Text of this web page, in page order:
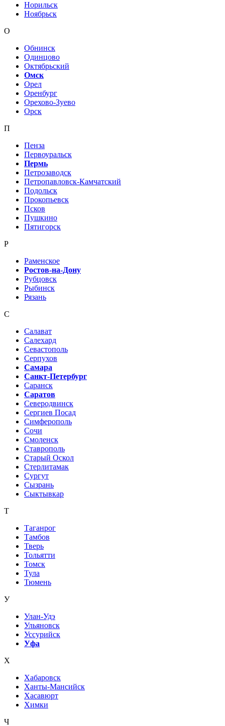
Норильск
Ноябрьск
О
Обнинск
Одинцово
Октябрьский
Омск
Орел
Оренбург
Орехово-Зуево
Орск
П
Пенза
Первоуральск
Пермь
Петрозаводск
Петропавловск-Камчатский
Подольск
Прокопьевск
Псков
Пушкино
Пятигорск
Р
Раменское
Ростов-на-Дону
Рубцовск
Рыбинск
Рязань
С
Салават
Салехард
Севастополь
Серпухов
Самара
Санкт-Петербург
Саранск
Саратов
Северодвинск
Сергиев Посад
Симферополь
Сочи
Смоленск
Ставрополь
Старый Оскол
Стерлитамак
Сургут
Сызрань
Сыктывкар
Т
Таганрог
Тамбов
Тверь
Тольятти
Томск
Тула
Тюмень
У
Улан-Удэ
Ульяновск
Уссурийск
Уфа
Х
Хабаровск
Ханты-Мансийск
Хасавюрт
Химки
Ч